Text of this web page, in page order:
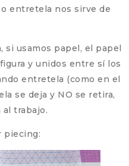
entretela nos sirve de
si usamos papel, el papel
y unidos entre sí los
entretela (como en el
se deja y NO se retira,
al trabajo.
piecing: